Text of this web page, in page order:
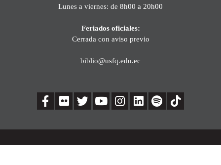
Lunes a viernes: de 8h00 a 20h00
Feriados oficiales:
Cerrada con aviso previo
biblio@usfq.edu.ec